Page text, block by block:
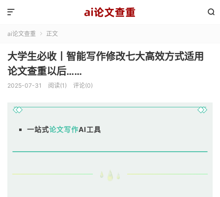


ai论文查重  正文
大学生必收丨智能写作修改七大高效方式适用
论文查重以后……
2025-07-31 阅读(1) 评论(0)
一站式论文写作AI工具